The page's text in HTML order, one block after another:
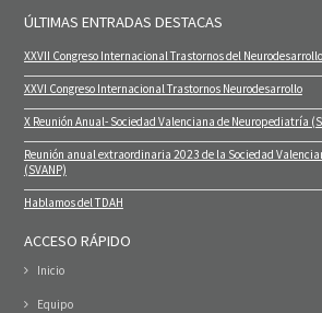
ÚLTIMAS ENTRADAS DESTACAS
XXVII Congreso Internacional Trastornos del
XXVI Congreso Internacional Trastornos Neurodesarrollo
X Reunión Anual- Sociedad Valenciana de Neuropediatría
Reunión anual extraordinaria 2023 de la Sociedad
(SVANP)
Hablamos del TDAH
ACCESO RÁPIDO
Inicio
Equipo